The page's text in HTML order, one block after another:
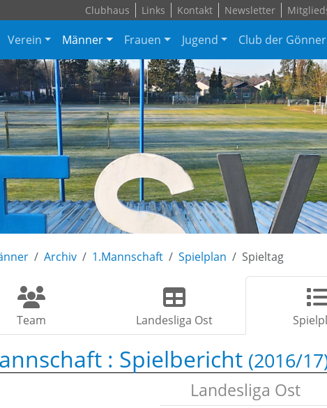
Clubhaus Links Kontakt Newsletter
Verein Männer Frauen Jugend Club der Gönner
Archiv 1.Mannschaft Spielplan Spieltag
Team Landesliga Ost
: Spielbericht (2016/
Landesliga Ost